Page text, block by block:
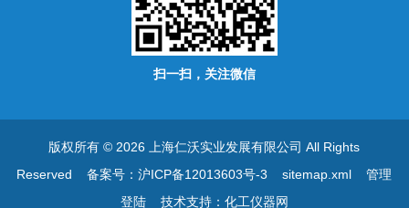
扫一扫，关注微信
版权所有 © 2026 上海仁沃实业发展有限公司 All Rights
Reserved备案号：沪ICP备12013603号-3 sitemap.xml
管理
登陆技术支持： 化工仪器网